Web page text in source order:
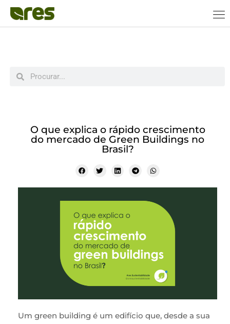
O que explica o rápido crescimento
do mercado de Green Buildings no
Brasil?
Um green building é um edifício que, desde a sua